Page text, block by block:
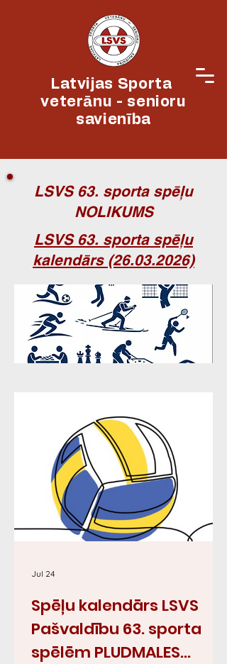
Latvijas Sporta
veterānu - senioru
savienība
LSVS 63. sporta spēļu
NOLIKUMS
LSVS 63. sporta spēļu
kalendārs (26.03.2026)
Spēļu kalendārs LSVS
Pašvaldību 63. sporta
spēlēm PLUDMALES
Jul 24